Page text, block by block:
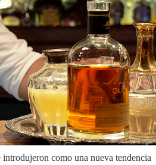
introdujeron como una nueva tendencia